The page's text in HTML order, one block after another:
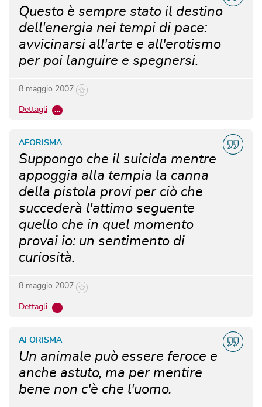
Questo è sempre stato il destino
dell'energia nei tempi di pace:
avvicinarsi all'arte e all'erotismo
per poi languire e spegnersi.
8 maggio 2007
Dettagli …
Suppongo che il suicida mentre
appoggia alla tempia la canna
della pistola provi per ciò che
succederà l'attimo seguente
quello che in quel momento
provai io: un sentimento di
curiosità.
AFORISMA
8 maggio 2007
Dettagli …
Un animale può essere feroce e
anche astuto, ma per mentire
bene non c'è che l'uomo.
AFORISMA